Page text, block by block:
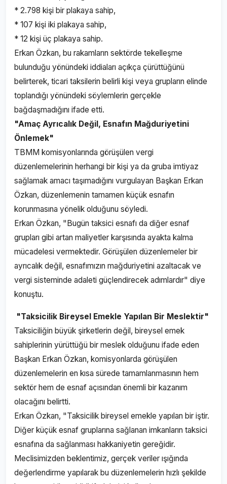
* 2.798 kişi bir plakaya sahip,
* 107 kişi iki plakaya sahip,
* 12 kişi üç plakaya sahip.
Erkan Özkan, bu rakamların sektörde tekelleşme
bulunduğu yönündeki iddiaları açıkça çürüttüğünü
belirterek, ticari taksilerin belirli kişi veya grupların elinde
toplandığı yönündeki söylemlerin gerçekle
bağdaşmadığını ifade etti.
"Amaç Ayrıcalık Değil, Esnafın Mağduriyetini
Önlemek"
TBMM komisyonlarında görüşülen vergi
düzenlemelerinin herhangi bir kişi ya da gruba imtiyaz
sağlamak amacı taşımadığını vurgulayan Başkan Erkan
Özkan, düzenlemenin tamamen küçük esnafın
korunmasına yönelik olduğunu söyledi.
Erkan Özkan, "Bugün taksici esnafı da diğer esnaf
grupları gibi artan maliyetler karşısında ayakta kalma
mücadelesi vermektedir. Görüşülen düzenlemeler bir
ayrıcalık değil, esnafımızın mağduriyetini azaltacak ve
vergi sisteminde adaleti güçlendirecek adımlardır" diye
konuştu.
"Taksicilik Bireysel Emekle Yapılan Bir Meslektir"
Taksiciliğin büyük şirketlerin değil, bireysel emek
sahiplerinin yürüttüğü bir meslek olduğunu ifade eden
Başkan Erkan Özkan, komisyonlarda görüşülen
düzenlemelerin en kısa sürede tamamlanmasının hem
sektör hem de esnaf açısından önemli bir kazanım
olacağını belirtti.
Erkan Özkan, "Taksicilik bireysel emekle yapılan bir iştir.
Diğer küçük esnaf gruplarına sağlanan imkanların taksici
esnafına da sağlanması hakkaniyetin gereğidir.
Meclisimizden beklentimiz, gerçek veriler ışığında
değerlendirme yapılarak bu düzenlemelerin hızlı şekilde